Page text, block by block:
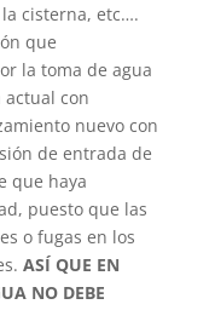
cisterna, etc….
que
la toma de agua
con
nuevo con
de entrada de
que haya
puesto que las
o fugas en los
ASÍ QUE EN
NO DEBE